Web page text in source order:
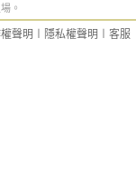
。
聲明 隱私權聲明 客服